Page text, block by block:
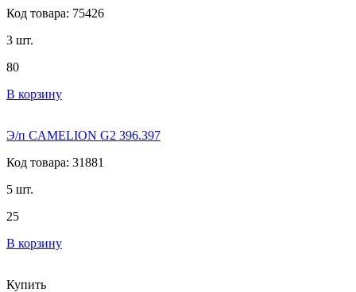
Код товара: 75426
3 шт.
80
В корзину
Э/п CAMELION G2 396.397
Код товара: 31881
5 шт.
25
В корзину
Купить